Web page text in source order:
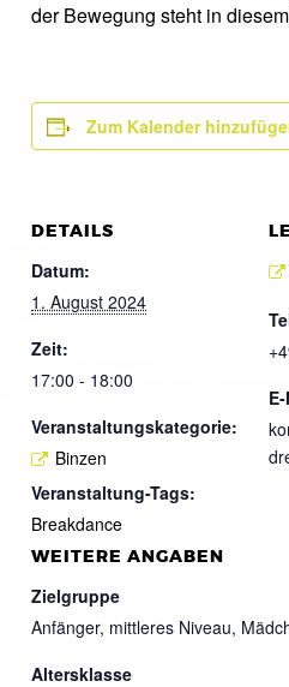
der Bewegung steht in
Zum Kalender
DETAILS
Datum:
1. August 2024
Zeit:
17:00 - 18:00
Veranstaltungskategorie:
Binzen
Veranstaltung-Tags:
Breakdance
WEITERE ANGABEN
Zielgruppe
Anfänger, mittleres Niveau,
Altersklasse